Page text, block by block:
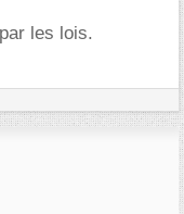
les lois.